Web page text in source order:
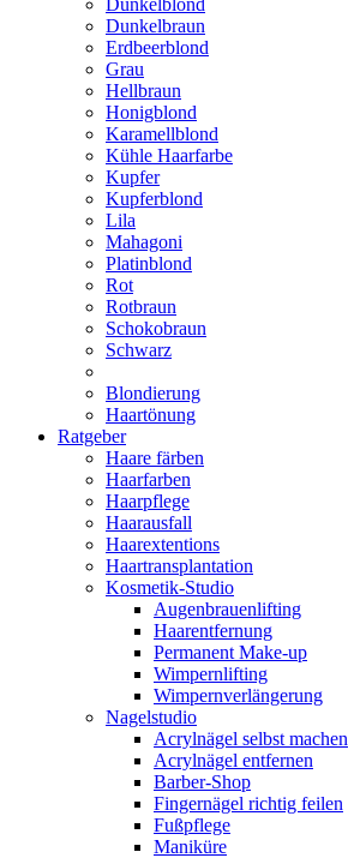
Dunkelblond
Dunkelbraun
Erdbeerblond
Grau
Hellbraun
Honigblond
Karamellblond
Kühle Haarfarbe
Kupfer
Kupferblond
Lila
Mahagoni
Platinblond
Rot
Rotbraun
Schokobraun
Schwarz
Blondierung
Haartönung
Ratgeber
Haare färben
Haarfarben
Haarpflege
Haarausfall
Haarextentions
Haartransplantation
Kosmetik-Studio
Augenbrauenlifting
Haarentfernung
Permanent Make-up
Wimpernlifting
Wimpernverlängerung
Nagelstudio
Acrylnägel selbst machen
Acrylnägel entfernen
Barber-Shop
Fingernägel richtig feilen
Fußpflege
Maniküre